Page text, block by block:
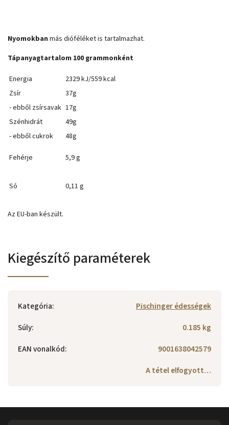
Nyomokban más dióféléket is tartalmazhat.
Tápanyagtartalom 100 grammonként
Energia
2329 kJ/559 kcal
Zsír
37g
- ebből zsírsavak 17g
Szénhidrát
49g
- ebből cukrok
48g
Fehérje 5,9 g
Só 0,11 g
Az EU-ban készült.
Kiegészítő paraméterek
Kategória:
Pischinger édességek
Súly:
0.185 kg
EAN vonalkód:
9001638042579
A tétel elfogyott…